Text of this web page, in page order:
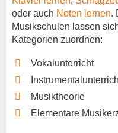
oder auch Noten lernen.
Musikschulen lassen
Kategorien zuordnen:
Vokalunterricht
Musiktheorie
Elementare